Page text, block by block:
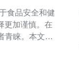
更加谨慎。在
青睐。本文将
严格控